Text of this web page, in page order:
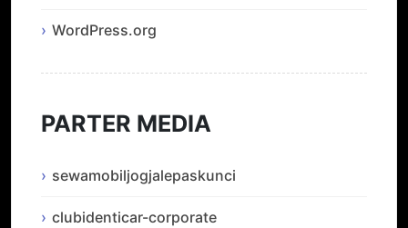
WordPress.org
PARTER MEDIA
sewamobiljogjalepaskunci
clubidenticar-corporate